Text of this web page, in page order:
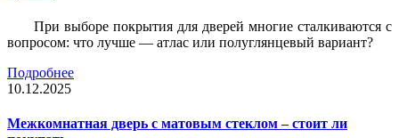
При выборе покрытия для дверей многие сталкиваются с
вопросом: что лучше — атлас или полуглянцевый вариант?
Подробнее
10.12.2025
Межкомнатная дверь с матовым стеклом – стоит ли